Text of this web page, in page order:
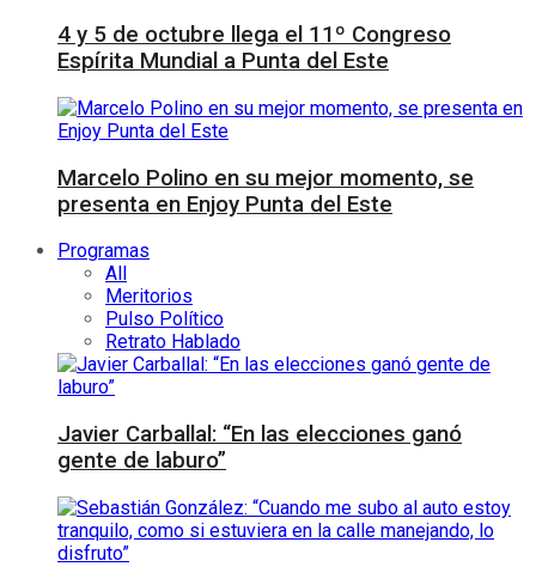
4 y 5 de octubre llega el 11º Congreso
Espírita Mundial a Punta del Este
Marcelo Polino en su mejor momento, se
presenta en Enjoy Punta del Este
Programas
All
Meritorios
Pulso Político
Retrato Hablado
Javier Carballal: “En las elecciones ganó
gente de laburo”